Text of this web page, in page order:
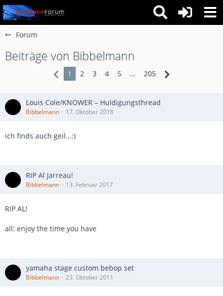
Forum
Beiträge von Bibbelmann
1 2 3 4 5 … 205
Louis Cole/KNOWER – Huldigungsthread
Bibbelmann 17. Oktober 2018
ich finds auch geil...:)
RIP Al Jarreau!
Bibbelmann 13. Februar 2017
RIP AL!
all: enjoy the time you have
yamaha stage custom bebop set
Bibbelmann 23. Oktober 2011